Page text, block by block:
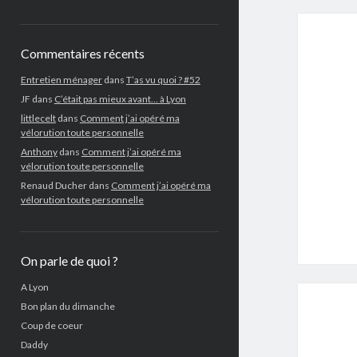
Commentaires récents
Entretien ménagerdans T’as vu quoi ? #52
JF dans C’était pas mieux avant… à Lyon
littleceltdans Comment j’ai opéré ma
vélorution toute personnelle
Anthonydans Comment j’ai opéré ma
vélorution toute personnelle
Renaud Ducherdans Comment j’ai opéré ma
vélorution toute personnelle
On parle de quoi ?
A Lyon
Bon plan du dimanche
Coup de coeur
Daddy